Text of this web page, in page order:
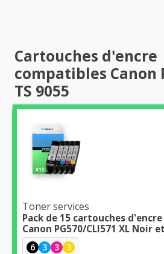
Cartouches d'encre
compatibles Canon
TS 9055
Toner services
Pack de 15 cartouches
Canon PG570/CLI571 XL Noir
6 3 3 3